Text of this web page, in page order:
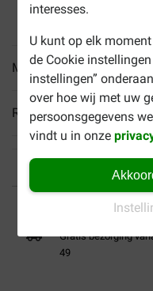
interesses.
U kunt op elk
de Cookie
instellingen”
over hoe wij met uw
persoonsgegevens
vindt u in onze
afvallen
Meer informatie
Reviews
Tot 40% goedkoper
Gratis bezorging
49